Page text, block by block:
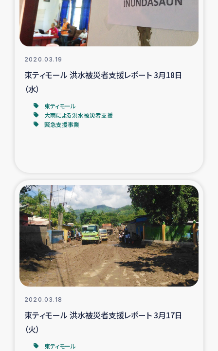
レバノンにおける緊急支援
レバノンでのシリア難民への教育支援事業
レバノンでのシリア難民・レバノン人への農業支援
仮設住宅生活支援・農業復興支援
漁業復興支援
インターン・ボランティア日誌
経済自立支援事業
2020.03.19
東ティモール 洪水被災者支援レポート 3月18日
（水）
東ティモール
大雨による洪水被災者支援
緊急支援事業
2020.03.18
東ティモール 洪水被災者支援レポート 3月17日
（火）
東ティモール